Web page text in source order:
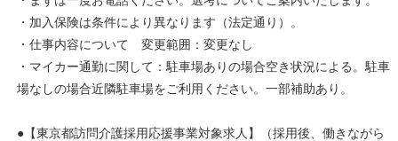
・加入保険は条件により異なります（法定通り）。
・仕事内容について 変更範囲：変更なし
・マイカー通勤に関して：駐車場ありの場合空き状況による。駐車
場なしの場合近隣駐車場をご利用ください。一部補助あり。
●【東京都訪問介護採用応援事業対象求人】（採用後、働きながら